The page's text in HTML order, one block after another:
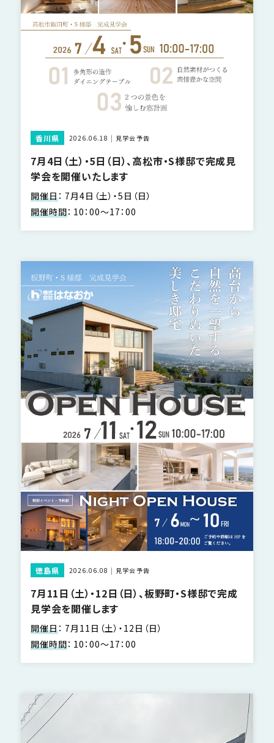
香川県 2026.06.18 見学会予告
7月4日（土）・5日（日）、高松市・S様邸で完成見
学会を開催いたします
開催日： 7月4日（土）・5日（日）
開催時間： 10：00～17：00
徳島県 2026.06.08 見学会予告
7月11日（土）・12日（日）、板野町・S様邸で完成
見学会を開催します
開催日： 7月11日（土）・12日（日）
開催時間： 10：00～17：00